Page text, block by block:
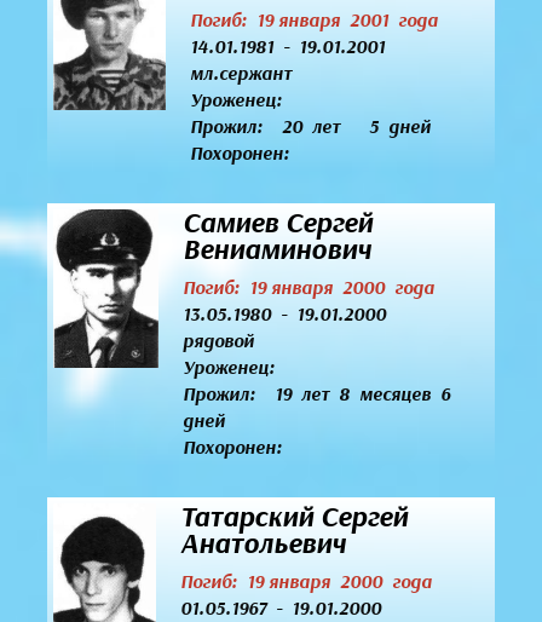
Погиб: 19 января 2001 года
14.01.1981 - 19.01.2001
мл.сержант
Уроженец:
Прожил: 20 лет 5 дней
Похоронен:
Самиев Сергей
Вениаминович
Погиб: 19 января 2000 года
13.05.1980 - 19.01.2000
рядовой
Уроженец:
Прожил: 19 лет 8 месяцев 6
дней
Похоронен:
Татарский Сергей
Анатольевич
Погиб: 19 января 2000 года
01.05.1967 - 19.01.2000